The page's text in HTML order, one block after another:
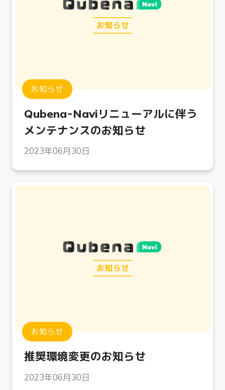
お知らせ
Qubena-Naviリニューアルに伴う
メンテナンスのお知らせ
2023年06月30日
お知らせ
推奨環境変更のお知らせ
2023年06月30日